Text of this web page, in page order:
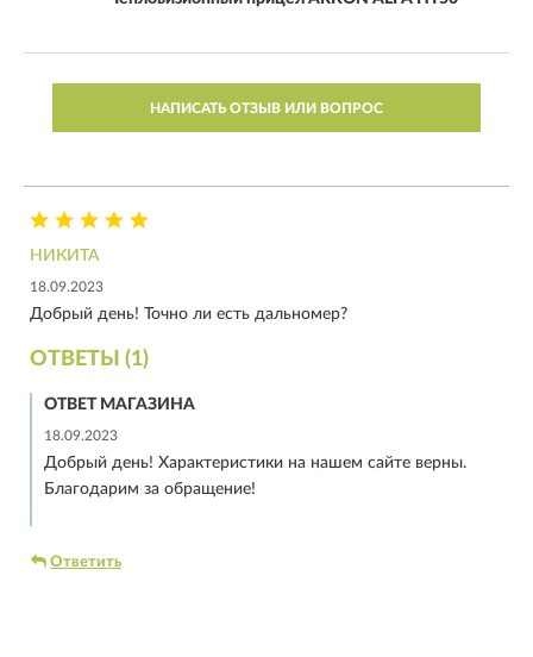
НАПИСАТЬ ОТЗЫВ ИЛИ ВОПРОС
НИКИТА
18.09.2023
Добрый день! Точно ли есть дальномер?
ОТВЕТЫ (1)
ОТВЕТ МАГАЗИНА
18.09.2023
Добрый день! Характеристики на нашем сайте верны.
Благодарим за обращение!
Ответить